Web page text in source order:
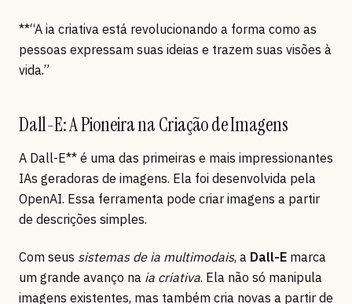
**“A ia criativa está revolucionando a forma como as
pessoas expressam suas ideias e trazem suas visões à
vida.”
Dall-E: A Pioneira na Criação de Imagens
A Dall-E** é uma das primeiras e mais impressionantes
IAs geradoras de imagens. Ela foi desenvolvida pela
OpenAI. Essa ferramenta pode criar imagens a partir
de descrições simples.
Com seus sistemas de ia multimodais, a Dall-E marca
um grande avanço na ia criativa. Ela não só manipula
imagens existentes, mas também cria novas a partir de